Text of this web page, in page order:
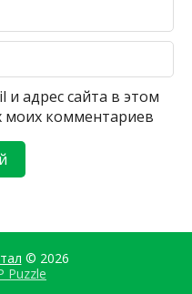
адрес сайта в этом
моих комментариев
© 2026
Puzzle